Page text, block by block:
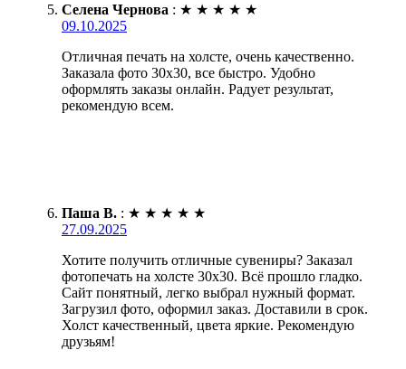
Селена Чернова : ★ ★ ★ ★ ★
09.10.2025
Отличная печать на холсте, очень качественно.
Заказала фото 30х30, все быстро. Удобно
оформлять заказы онлайн. Радует результат,
рекомендую всем.
Паша В. : ★ ★ ★ ★ ★
27.09.2025
Хотите получить отличные сувениры? Заказал
фотопечать на холсте 30х30. Всё прошло гладко.
Сайт понятный, легко выбрал нужный формат.
Загрузил фото, оформил заказ. Доставили в срок.
Холст качественный, цвета яркие. Рекомендую
друзьям!